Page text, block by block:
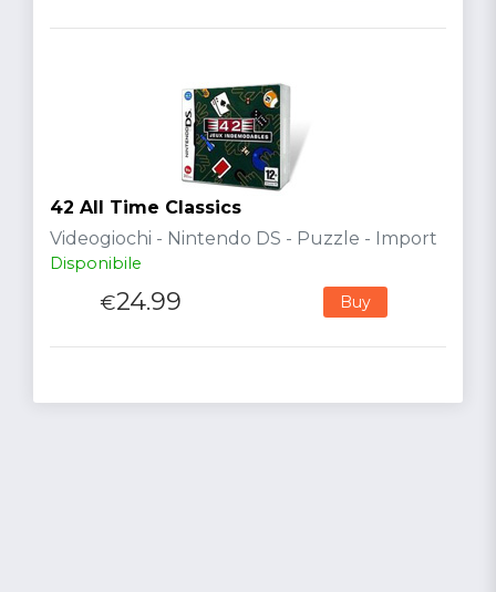
42 All Time Classics
Videogiochi - Nintendo DS - Puzzle - Import
Disponibile
€24.99 Buy